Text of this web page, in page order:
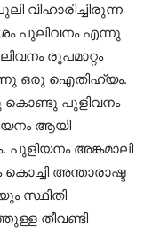
വിഹാരിച്ചിരുന്ന
പുലിവനം എന്നു
രൂപമാറ്റം
ഒരു ഐതിഹ്യം.
കൊണ്ടു പുളിവനം
ആയി
അങ്കമാലി
കൊച്ചി അന്താരാഷ്ട
സ്ഥിതി
തീവണ്ടി